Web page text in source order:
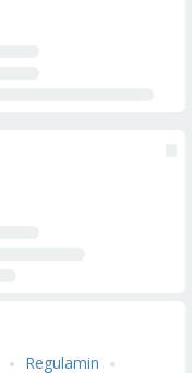
Regulamin